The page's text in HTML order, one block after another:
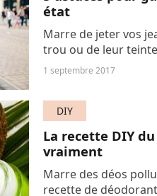
état
Marre de jeter vos
trou ou de leur teinte
d'experts vous
maintenir la santé
1 septembre 2017
DIY
La recette DIY
vraiment
Marre des déos
recette de